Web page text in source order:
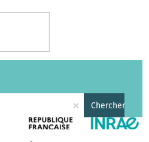
× Chercher